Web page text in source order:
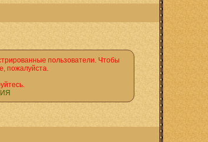
пользователи. Чтобы
пожалуйста.